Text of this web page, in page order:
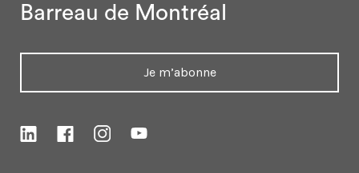
Barreau de Montréal
Je m’abonne